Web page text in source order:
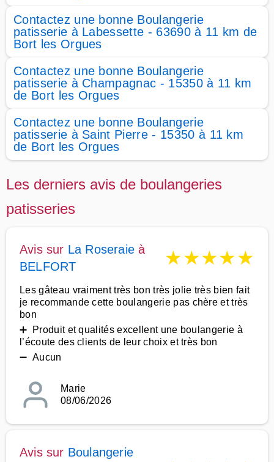
Contactez une bonne Boulangerie
patisserie à Labessette - 63690 à 11 km de
Bort les Orgues
Contactez une bonne Boulangerie
patisserie à Champagnac - 15350 à 11 km
de Bort les Orgues
Contactez une bonne Boulangerie
patisserie à Saint Pierre - 15350 à 11 km
de Bort les Orgues
Les derniers avis de boulangeries
patisseries
Avis sur La Roseraie à
BELFORT
★★★★★
Les gâteau vraiment très bon très jolie très bien fait
je recommande cette boulangerie pas chère et très
bon
➕ Produit et qualités excellent une boulangerie à
l’écoute des clients de leur choix et très bon
➖ Aucun
Marie
08/06/2026
Avis sur Boulangerie